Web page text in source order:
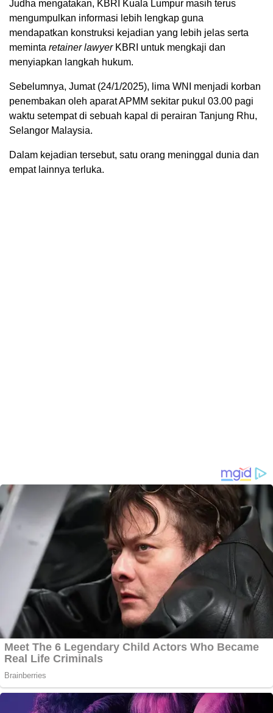
Judha mengatakan, KBRI Kuala Lumpur masih terus
mengumpulkan informasi lebih lengkap guna
mendapatkan konstruksi kejadian yang lebih jelas serta
meminta retainer lawyerKBRI untuk mengkaji dan
menyiapkan langkah hukum.
Sebelumnya, Jumat (24/1/2025), lima WNI menjadi korban
penembakan oleh aparat APMM sekitar pukul 03.00 pagi
waktu setempat di sebuah kapal di perairan Tanjung Rhu,
Selangor Malaysia.
Dalam kejadian tersebut, satu orang meninggal dunia dan
empat lainnya terluka.